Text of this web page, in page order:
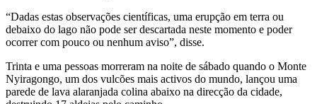
“Dadas estas observações científicas, uma erupção em terra ou
debaixo do lago não pode ser descartada neste momento e poder
ocorrer com pouco ou nenhum aviso”, disse.
Trinta e uma pessoas morreram na noite de sábado quando o Monte
Nyiragongo, um dos vulcões mais activos do mundo, lançou uma
parede de lava alaranjada colina abaixo na direcção da cidade,